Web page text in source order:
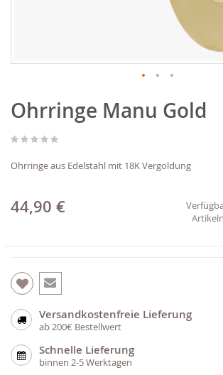
Anfang
der
springen
Ohrringe Manu Gold
Ohrringe aus Edelstahl mit 18K Vergoldung
44,90 €
Versandkostenfreie Lieferung
ab 200€ Bestellwert
Schnelle Lieferung
binnen 2-5 Werktagen